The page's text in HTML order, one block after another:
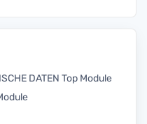
DATEN Top Module